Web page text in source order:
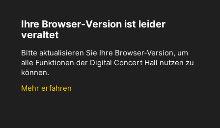
Ihre Browser-Version ist leider
veraltet
Bitte aktualisieren Sie Ihre Browser-Version, um
alle Funktionen der Digital Concert Hall nutzen zu
können.
Mehr erfahren